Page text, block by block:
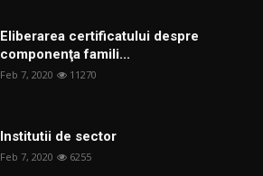
Eliberarea certificatului despre
componenţa famili...
Feb 7, 2020 11270
Institutii de sector
Feb 7, 2020 6255